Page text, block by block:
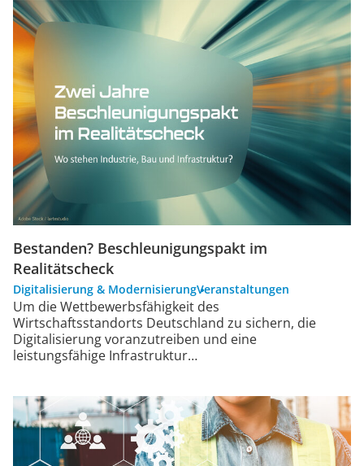
Bestanden? Beschleunigungspakt im
Realitätscheck
Digitalisierung & ModernisierungVeranstaltungen
Um die Wettbewerbsfähigkeit des
Wirtschaftsstandorts Deutschland zu sichern, die
Digitalisierung voranzutreiben und eine
leistungsfähige Infrastruktur…